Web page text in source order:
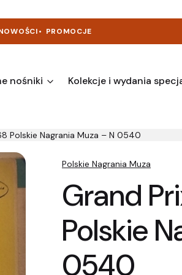
• PROMOCJE
nośniki Kolekcje i wydania
Polskie Nagrania Muza – N 0540
Polskie Nagrania Muza
Grand
Polskie
0540